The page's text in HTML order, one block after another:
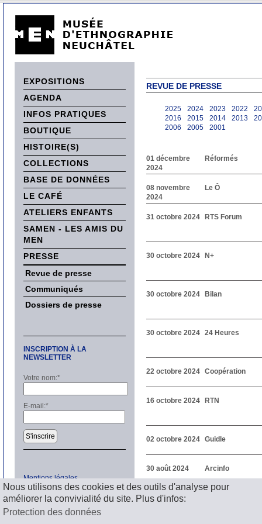
Nous utilisons des cookies et des outils d'analyse pour
améliorer la convivialité du site. Plus d'infos:
Protection des données
EXPOSITIONS
AGENDA
INFOS PRATIQUES
BOUTIQUE
HISTOIRE(S)
COLLECTIONS
BASE DE DONNÉES
LE CAFÉ
ATELIERS ENFANTS
SAMEN - LES AMIS DU
MEN
PRESSE
Revue de presse
Communiqués
Dossiers de presse
INSCRIPTION À LA
NEWSLETTER
Votre nom:*
E-mail:*
S'inscrire
Mentions légales
REVUE DE PRESSE
2025 2024 2023 2022
2016
2015 2014 2013
2006
2005 2001
01 décembre
2024
Réformés
08 novembre
2024
Le Ô
31 octobre 2024 RTS Forum
30 octobre 2024 N+
30 octobre 2024 Bilan
30 octobre 2024 24 Heures
22 octobre 2024 Coopération
16 octobre 2024 RTN
02 octobre 2024 Guidle
30 août 2024 Arcinfo
1 2 3